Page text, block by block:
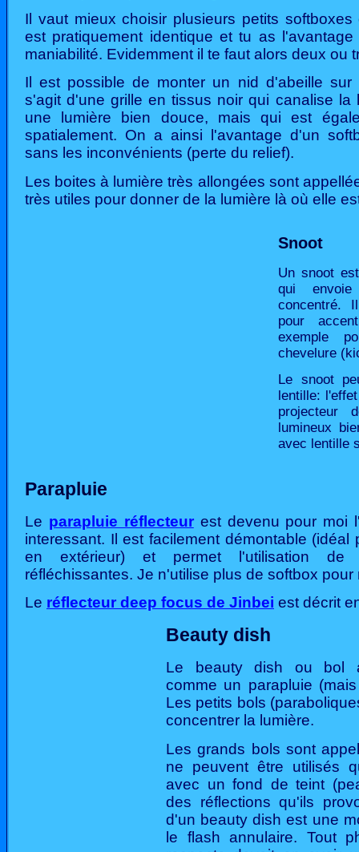
Il vaut mieux choisir plusieurs petits
est pratiquement identique et tu as
maniabilité. Evidemment il te faut alors deux ou
Il est possible de monter un nid d'abeille sur
s'agit d'une grille en tissus noir qui canalise la
une lumière bien douce, mais qui est
spatialement. On a ainsi l'avantage d'un
sans les inconvénients (perte du relief).
Les boites à lumière très allongées sont
très utiles pour donner de la lumière là où elle
Snoot
Un snoot
qui
concentré.
pour
exemple
chevelure
Le snoot
lentille:
projecteur
lumineux
avec lentille
Parapluie
Le parapluie réflecteurest devenu pour moi
interessant. Il est facilement démontable (idéal
en extérieur) et permet l'utilisation de
réfléchissantes. Je n'utilise plus de softbox pour
Le réflecteur deep focus de Jinbei est décrit
Beauty dish
Le beauty dish ou bol
comme un parapluie
Les petits bols
concentrer la lumière.
Les grands bols sont
ne peuvent être utilisés
avec un fond de teint
des réflections qu'ils
d'un beauty dish est une
le flash annulaire. Tout